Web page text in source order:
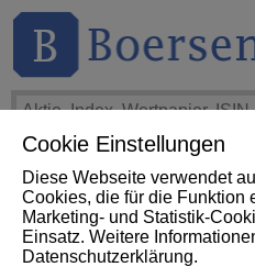
Cookie Einstellungen
Diese Webseite verwendet
Cookies, die für die Funktion
Marketing- und Statistik-
Einsatz. Weitere
Datenschutzerklärung.
THEMEN HOT-STOCKS
Impact News +++ eBay Non-
$0.09, revenue of $3.1B beats
EBAY Aktie +3,07%